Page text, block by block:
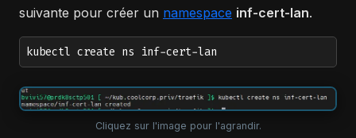
suivante pour créer un namespace inf-cert-lan.
kubectl create ns inf-cert-lan
Cliquez sur l'image pour l'agrandir.